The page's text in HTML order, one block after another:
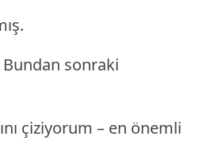
sonraki
çiziyorum – en önemli